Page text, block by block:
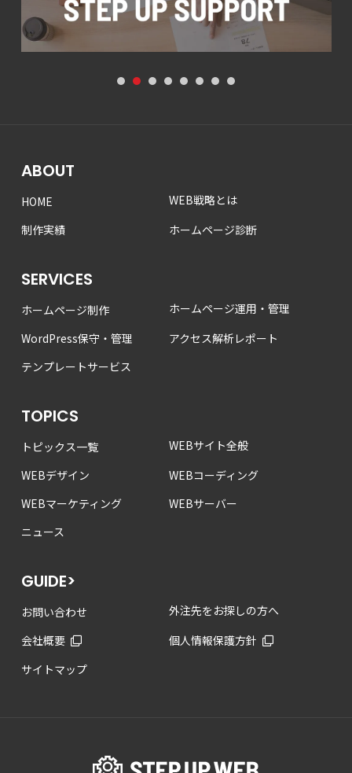
1 2 3 4 5 6 7 8
ABOUT
HOME
WEB戦略とは
制作実績
ホームページ診断
SERVICES
ホームページ制作
ホームページ運用・管理
WordPress保守・管理
アクセス解析レポート
テンプレートサービス
TOPICS
トピックス一覧
WEBサイト全般
WEBデザイン
WEBコーディング
WEBマーケティング
WEBサーバー
ニュース
GUIDE>
お問い合わせ
外注先をお探しの方へ
会社概要
個人情報保護方針
サイトマップ